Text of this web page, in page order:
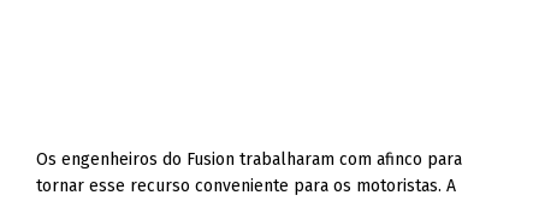
Os engenheiros do Fusion trabalharam com afinco para
tornar esse recurso conveniente para os motoristas. A